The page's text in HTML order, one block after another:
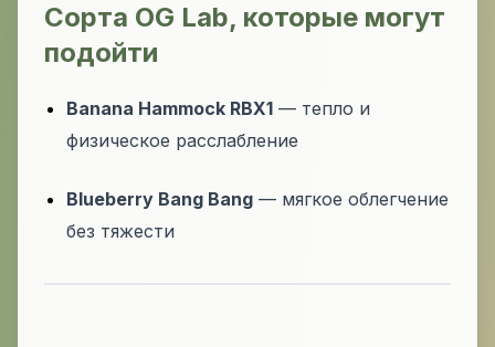
Сорта OG Lab, которые могут
подойти
Banana Hammock RBX1 — тепло и
физическое расслабление
Blueberry Bang Bang — мягкое облегчение
без тяжести